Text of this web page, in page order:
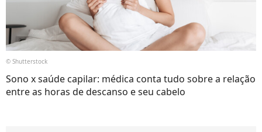
© Shutterstock
Sono x saúde capilar: médica conta tudo sobre a relação
entre as horas de descanso e seu cabelo